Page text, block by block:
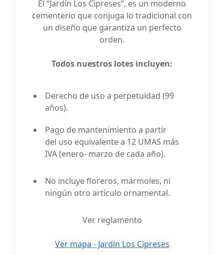
El “Jardín Los Cipreses”, es un moderno
cementerio que conjuga lo tradicional con
un diseño que garantiza un perfecto
orden.
Todos nuestros lotes incluyen:
Derecho de uso a perpetuidad (99
años).
Pago de mantenimiento a partir
del uso equivalente a 12 UMAS más
IVA (enero- marzo de cada año).
No incluye floreros, mármoles, ni
ningún otro artículo ornamental.
Ver reglamento
Ver mapa - Jardín Los Cipreses